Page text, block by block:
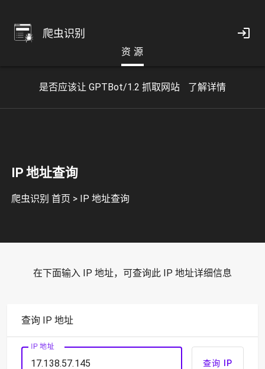
爬虫识别
资 源
是否应该让 GPTBot/1.2 抓取网站 了解详情
IP 地址查询
爬虫识别 首页 > IP 地址查询
在下面输入 IP 地址，可查询此 IP 地址详细信息
查询 IP 地址
IP 地址
查询 IP